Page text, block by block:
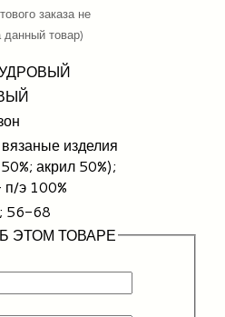
заказа не
данный товар)
изделия
акрил 50%);
э 100%
56-68
ЭТОМ ТОВАРЕ